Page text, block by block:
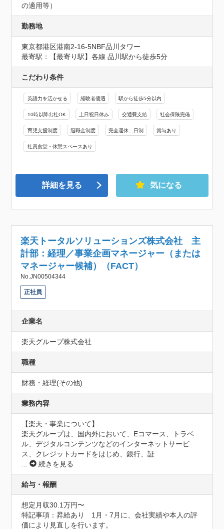
の適用等）
勤務地
東京都港区港南2-16-5NBF品川タワー
最寄駅：【最寄り駅】各線 品川駅から徒歩5分
こだわり条件
英語力を活かせる 経験者優遇 駅から徒歩5分以内
10時以降出社OK 土日祝日休み 交通費支給 社会保険完備
育児支援制度 退職金制度 完全週休二日制 賞与あり
社員食堂・休憩スペースあり
詳細を見る 気になる
楽天トータルソリューションズ株式会社 主
計部：経理／事業企画マネージャー（または
マネージャー候補）（FACT）
No.JN00504344
正社員
企業名
楽天グループ株式会社
職種
財務・経理(その他)
業務内容
【楽天・事業について】
楽天グループは、国内外において、Eコマース、トラベ
ル、デジタルコンテンツなどのインターネットサービ
ス、クレジットカードをはじめ、銀行、証
...
続きを見る
給与・報酬
想定月収30.1万円〜
特記事項：昇給あり　1月・7月に、会社実績や本人の評
価により見直しを行います。